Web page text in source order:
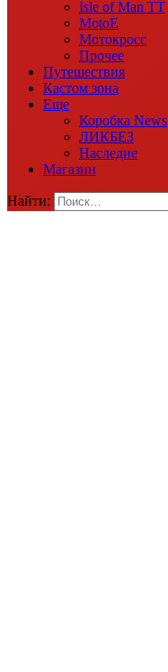
Isle of Man TT
MotoE
Мотокросс
Прочее
Путешествия
Кастом зона
Еще
Коробка News
ЛИКБЕЗ
Наследие
Магазин
Найти: